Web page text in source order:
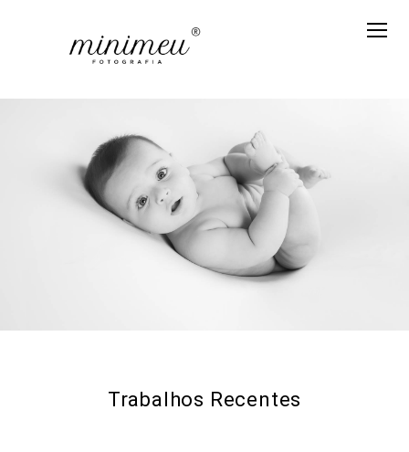
Trabalhos Recentes